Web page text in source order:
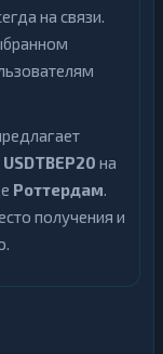
на связи.
USDTBEP20 на
Роттердам.
получения и